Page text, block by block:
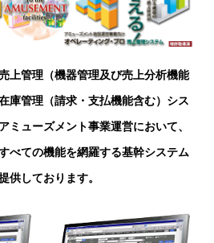
上管理（機器管理及び売上分析機能
庫管理（請求・支払機能含む）シス
ミューズメント事業運営において、
べての機能を網羅する基幹システム
供しております。